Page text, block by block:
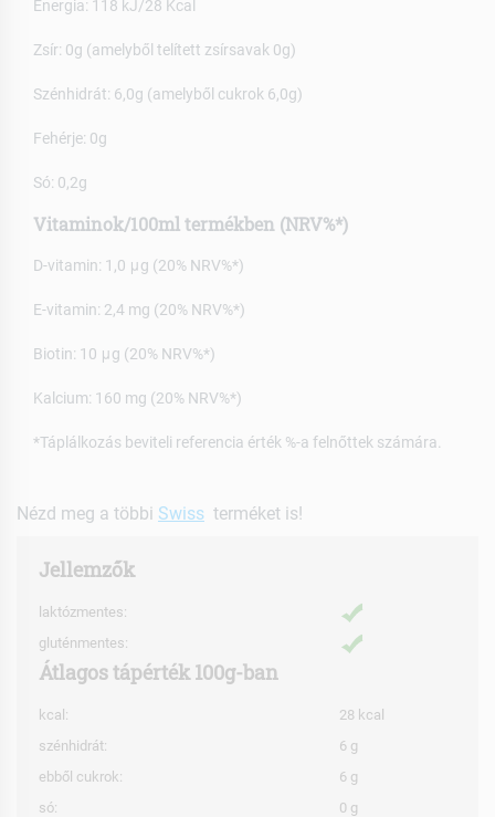
Energia: 118 kJ/28 Kcal
Zsír: 0g (amelyből telített zsírsavak 0g)
Szénhidrát: 6,0g (amelyből cukrok 6,0g)
Fehérje: 0g
Só: 0,2g
Vitaminok/100ml termékben (NRV%*)
D-vitamin: 1,0 μg (20% NRV%*)
E-vitamin: 2,4 mg (20% NRV%*)
Biotin: 10 μg (20% NRV%*)
Kalcium: 160 mg (20% NRV%*)
*Táplálkozás beviteli referencia érték %-a felnőttek számára.
Nézd meg a többi Swiss terméket is!
Jellemzők
laktózmentes:
gluténmentes:
Átlagos tápérték 100g-ban
kcal:
28 kcal
szénhidrát:
6 g
ebből cukrok:
6 g
só:
0 g